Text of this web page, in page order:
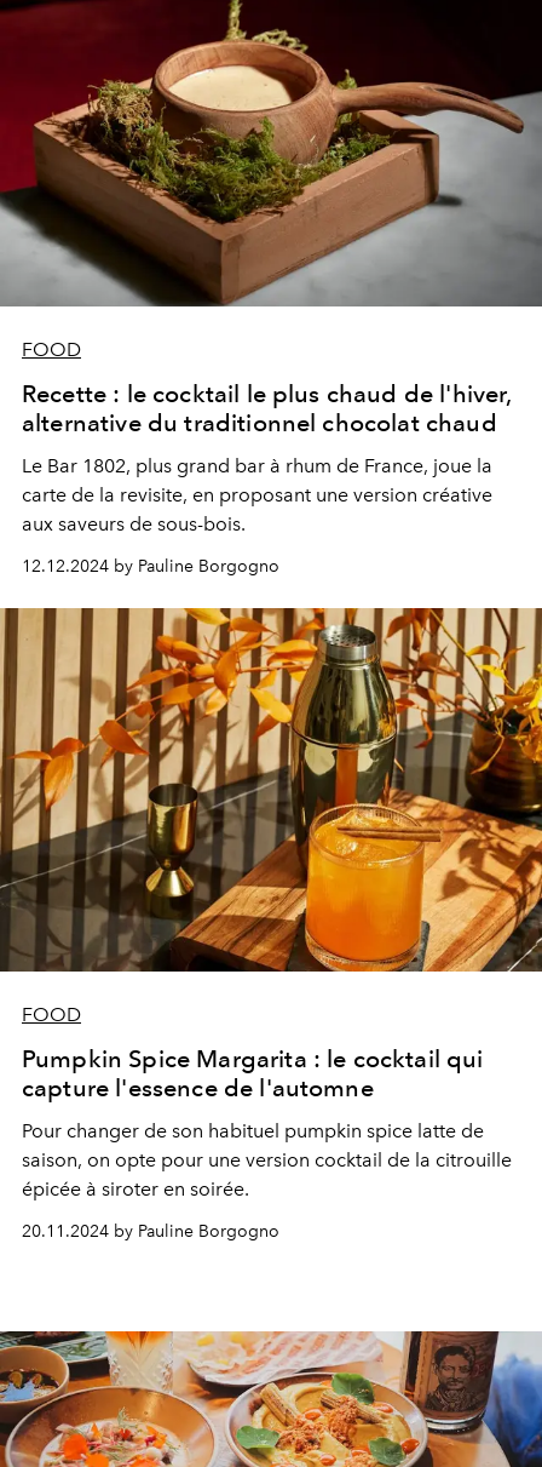
FOOD
Recette : le cocktail le plus chaud de l'hiver,
alternative du traditionnel chocolat chaud
Le Bar 1802, plus grand bar à rhum de France, joue la
carte de la revisite, en proposant une version créative
aux saveurs de sous-bois.
12.12.2024 by Pauline Borgogno
FOOD
Pumpkin Spice Margarita : le cocktail qui
capture l'essence de l'automne
Pour changer de son habituel pumpkin spice latte de
saison, on opte pour une version cocktail de la citrouille
épicée à siroter en soirée.
20.11.2024 by Pauline Borgogno